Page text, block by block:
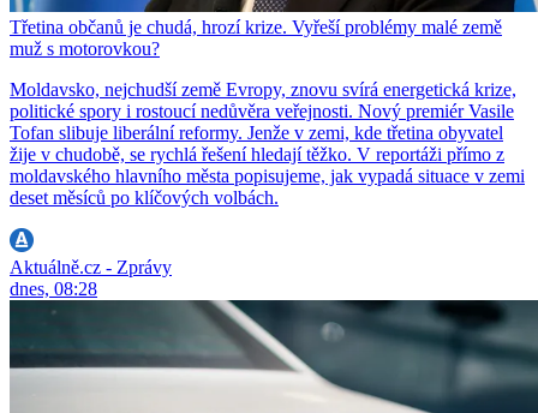
Třetina občanů je chudá, hrozí krize. Vyřeší problémy malé země
muž s motorovkou?
Moldavsko, nejchudší země Evropy, znovu svírá energetická krize,
politické spory i rostoucí nedůvěra veřejnosti. Nový premiér Vasile
Tofan slibuje liberální reformy. Jenže v zemi, kde třetina obyvatel
žije v chudobě, se rychlá řešení hledají těžko. V reportáži přímo z
moldavského hlavního města popisujeme, jak vypadá situace v zemi
deset měsíců po klíčových volbách.
Aktuálně.cz - Zprávy
dnes, 08:28